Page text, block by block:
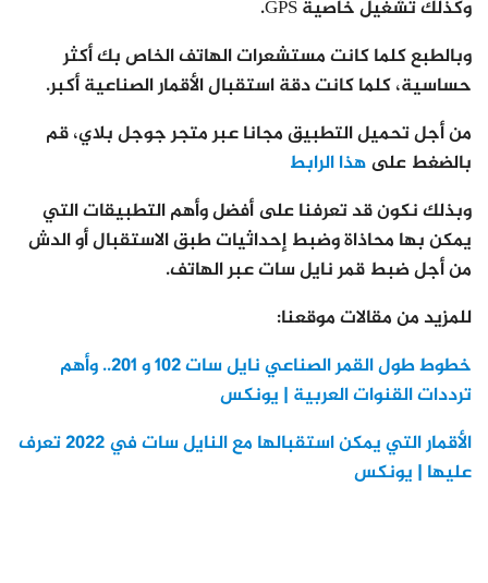
وكذلك تشغيل خاصية GPS.
وبالطبع كلما كانت مستشعرات الهاتف الخاص بك أكثر
حساسية، كلما كانت دقة استقبال الأقمار الصناعية أكبر.
من أجل تحميل التطبيق مجانا عبر متجر جوجل بلاي، قم
بالضغط علىهذا الرابط
وبذلك نكون قد تعرفنا على أفضل وأهم التطبيقات التي
يمكن بها محاذاة وضبط إحداثيات طبق الاستقبال أو الدش
من أجل ضبط قمر نايل سات عبر الهاتف.
للمزيد من مقالات موقعنا:
خطوط طول القمر الصناعي نايل سات 102 و 201.. وأهم
ترددات القنوات العربية | يونكس
الأقمار التي يمكن استقبالها مع النايل سات في 2022 تعرف
عليها | يونكس